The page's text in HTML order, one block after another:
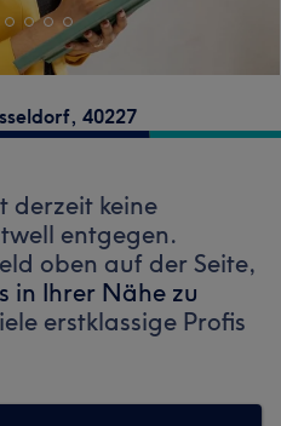
, 40227
derzeit keine
entgegen.
oben auf der Seite,
in Ihrer Nähe zu
erstklassige Profis